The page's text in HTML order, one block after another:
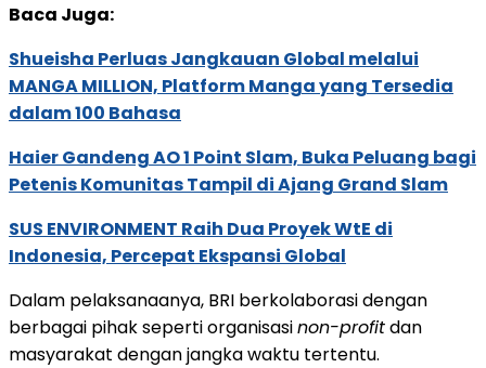
Baca Juga:
Shueisha Perluas Jangkauan Global melalui
MANGA MILLION, Platform Manga yang Tersedia
dalam 100 Bahasa
Haier Gandeng AO 1 Point Slam, Buka Peluang bagi
Petenis Komunitas Tampil di Ajang Grand Slam
SUS ENVIRONMENT Raih Dua Proyek WtE di
Indonesia, Percepat Ekspansi Global
Dalam pelaksanaanya, BRI berkolaborasi dengan
berbagai pihak seperti organisasinon-profitdan
masyarakat dengan jangka waktu tertentu.